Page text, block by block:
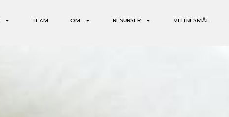
TEAM OM RESURSER VITTNESMÅL